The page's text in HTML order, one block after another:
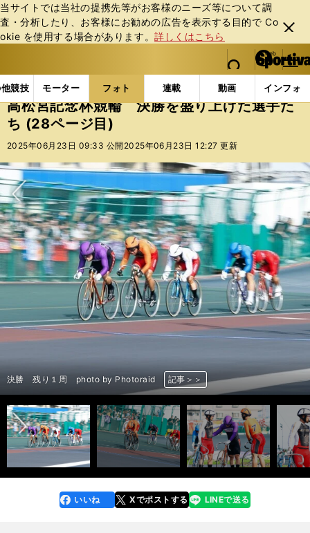
当サイトでは当社の提携先等がお客様のニーズ等について調
査・分析したり、お客様にお勧めの広告を表⽰する⽬的で Co
okie を使⽤する場合があります。詳しくはこちら
閉じ
る
web Sportiva (webスポルティーバ)
検索
マイペ
ー
ジ
メニュ
競技 モーター フォト 連載 動画 インフォ
b
ス
ポ
ル
ー
バ
フォトギャラリー コラムフォト 高松宮記念杯競輪
高松宮記念杯競輪 決勝を盛り上げた選手た
ち (28ページ目)
2025年06月23日 09:33 公開 2025年06月23日 12:27 更新
次へ
ゴール後 左から古性優作、寺崎浩平、脇本雄太 photo by Photoraid
記事＞＞
ゴール後 左から古性優作、脇本雄太 photo by Photoraid 記事＞＞
高松宮記念杯競輪 photo by Photoraid 記事＞＞
高松宮記念杯競輪 photo by Photoraid 記事＞＞
高松宮記念杯競輪 photo by Photoraid 記事＞＞
高松宮記念杯競輪 photo by Photoraid 記事＞＞
高松宮記念杯競輪 photo by Photoraid 記事＞＞
古性優作 photo by Photoraid 記事＞＞
深谷知広 photo by Photoraid 記事＞＞
清水裕友 photo by Photoraid 記事＞＞
太田海也 photo by Photoraid 記事＞＞
郡司浩平 photo by Photoraid 記事＞＞
末木浩二 photo by Photoraid 記事＞＞
脇本雄太 photo by Photoraid 記事＞＞
松谷秀幸 photo by Photoraid 記事＞＞
寺崎浩平 photo by Photoraid 記事＞＞
古性優作 photo by Photoraid 記事＞＞
深谷知広 photo by Photoraid 記事＞＞
清水裕友 photo by Photoraid 記事＞＞
太田海也 photo by Photoraid 記事＞＞
郡司浩平 photo by Photoraid 記事＞＞
末木浩二 photo by Photoraid 記事＞＞
脇本雄太 photo by Photoraid 記事＞＞
松谷秀幸 photo by Photoraid 記事＞＞
寺崎浩平 photo by Photoraid 記事＞＞
高松宮記念杯競輪 決勝 photo by Photoraid 記事＞＞
高松宮記念杯競輪 決勝 photo by Photoraid 記事＞＞
決勝 残り１周 photo by Photoraid 記事＞＞
決勝のゴール付近 photo by Photoraid 記事＞＞
前へ
faceboo
k
いいね Xでポストする
line LINEで送る